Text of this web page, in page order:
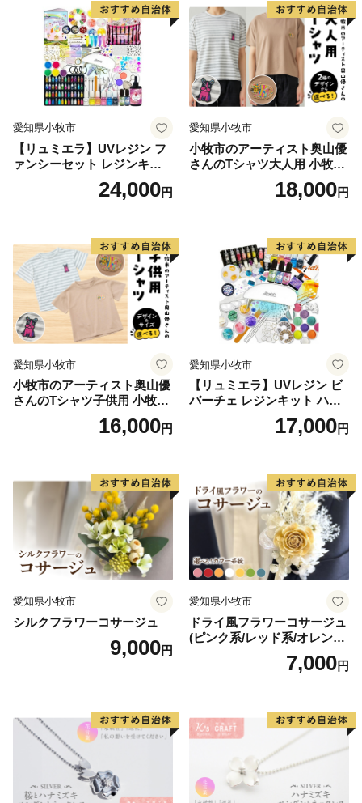
【面 積】426.06k㎡
【人 口】239,971人（令和4年1月1日現在 推計人口）
【世帯数】104,477世帯
【市の木】ハナミズキ
【市の花】カノコユリ
波佐見町、平戸市、松浦市）、佐賀県（伊万里市、有田
町）
【お問い合わせ先】
電話 050-1707-9329
E-mail: info@furusato-sasebo.jp
愛知県小牧市
【リュミエラ】UVレジン フ
ァンシーセット レジンキッ
ト ハンドメイド レジンクラ
フト アクセサリーキット 手
24,000円
愛知県小牧市
小牧市のアーティスト奥山優
さんのTシャツ大人用 小牧市
18,000円
愛知県小牧市
小牧市のアーティスト奥山優
さんのTシャツ子供用 小牧市
16,000円
愛知県小牧市
【リュミエラ】UVレジン ビ
バーチェ レジンキット ハン
ドメイド レジンクラフト ア
クセサリーキット 手作り セ
17,000円
愛知県小牧市
シルクフラワーコサージュ
9,000円
愛知県小牧市
ドライ風フラワーコサージュ
(ピンク系/レッド系/オレンジ
系/ホワイト系/イエロー系/グ
リーン系/ブルー系）7,000円